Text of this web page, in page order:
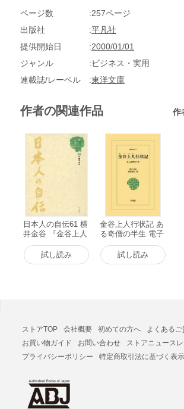
ページ数
257ページ
出版社
平凡社
提供開始日
2000/01/01
ジャンル
ビジネス・実用
連載誌/レーベル
東洋文庫
作者の関連作品 作
日本人の自伝61 横
井金谷 『金谷上人
御一代記』 電子書
籍版
試し読み
金谷上人行状記 あ
る奇僧の半生 電子
書籍版
試し読み
ストアTOP 会社概要 初めての方へ
よくあるご
お買い物ガイド
お問い合わせ
ストアニュース
プライバシーポリシー
特定商取引法に基づく表示